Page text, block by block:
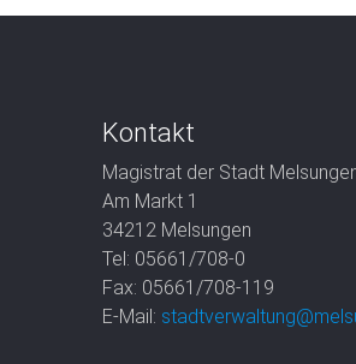
Kontakt
Magistrat der Stadt
Am Markt 1
34212 Melsungen
Tel: 05661/708-0
Fax: 05661/708-119
E-Mail: